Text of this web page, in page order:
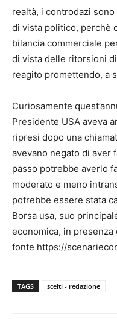
realtà, i controdazi
di vista politico, perchè
bilancia commerciale
di vista delle ritorsioni
reagito promettendo, a
Curiosamente
Presidente USA aveva
ripresi dopo una
avevano negato di aver
passo potrebbe averlo
moderato e meno
potrebbe essere stata
Borsa usa, suo
economica, in
fonte https://
TAGS scelti - redazione